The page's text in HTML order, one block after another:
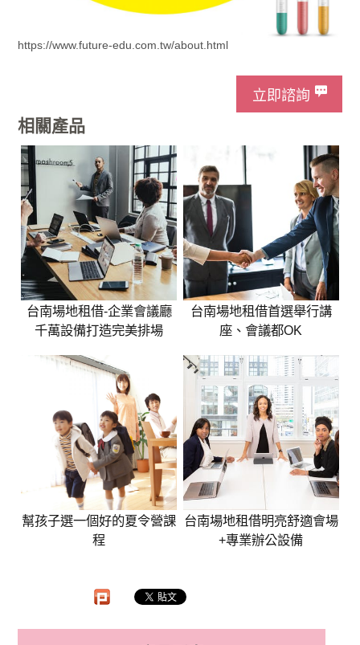
https://www.future-edu.com.tw/about.html
立即諮詢
相關產品
台南場地租借-企業會議廳
千萬設備打造完美排場
台南場地租借首選舉行講
座、會議都OK
幫孩子選一個好的夏令營課
程
​台南場地租借明亮舒適會場
+專業辦公設備